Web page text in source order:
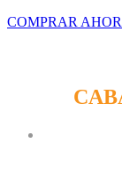
COMPRAR